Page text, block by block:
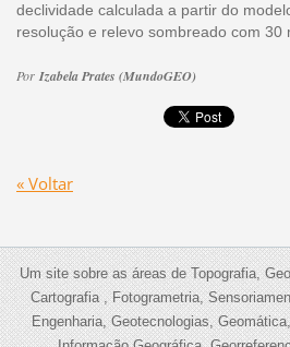
declividade calculada a partir do
resolução e relevo sombreado com 30
Por Izabela Prates (MundoGEO)
« Voltar
Um site sobre as áreas de Topografia,
Cartografia , Fotogrametria,
Engenharia, Geotecnologias,